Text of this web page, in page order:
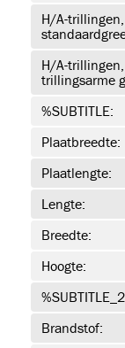
H/A-trillingen,
H/A-trillingen,
trillingsarme
%SUBTITLE:
Plaatbreedte:
Plaatlengte:
Lengte:
Breedte:
Hoogte:
Brandstof: